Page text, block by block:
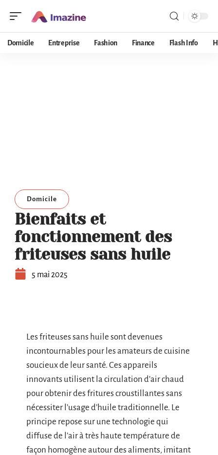
Domicile Entreprise Fashion Finance Flash Info
Domicile
Bienfaits et
fonctionnement des
friteuses sans huile
5 mai 2025
Les friteuses sans huile sont devenues
incontournables pour les amateurs de cuisine
soucieux de leur santé. Ces appareils
innovants utilisent la circulation d’air chaud
pour obtenir des fritures croustillantes sans
nécessiter l’usage d’huile traditionnelle. Le
principe repose sur une technologie qui
diffuse de l’air à très haute température de
façon homogène autour des aliments, imitant